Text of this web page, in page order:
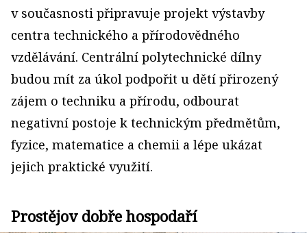
v současnosti připravuje projekt výstavby
centra technického a přírodovědného
vzdělávání. Centrální polytechnické dílny
budou mít za úkol podpořit u dětí přirozený
zájem o techniku a přírodu, odbourat
negativní postoje k technickým předmětům,
fyzice, matematice a chemii a lépe ukázat
jejich praktické využití.
Prostějov dobře hospodaří